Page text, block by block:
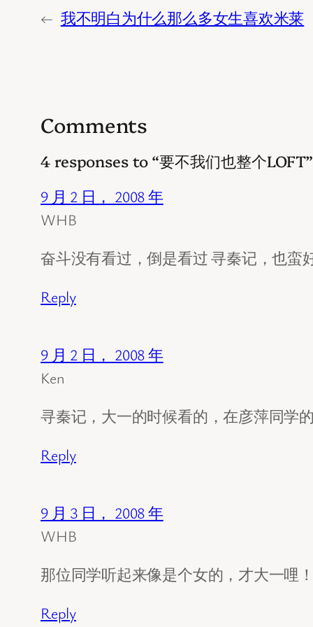
← 我不明白为什么那么多女生喜欢米莱
Comments
4 responses to “要不我们也整个LOFT”
9 月 2 日， 2008 年
WHB
奋斗没有看过，倒是看过 寻秦记，也蛮
Reply
9 月 2 日， 2008 年
Ken
寻秦记，大一的时候看的，在彦萍同学
Reply
9 月 3 日， 2008 年
WHB
那位同学听起来像是个女的，才大一哩！
Reply